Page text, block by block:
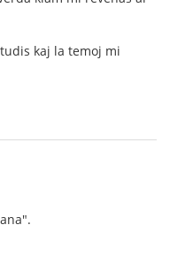
kaj la temoj mi